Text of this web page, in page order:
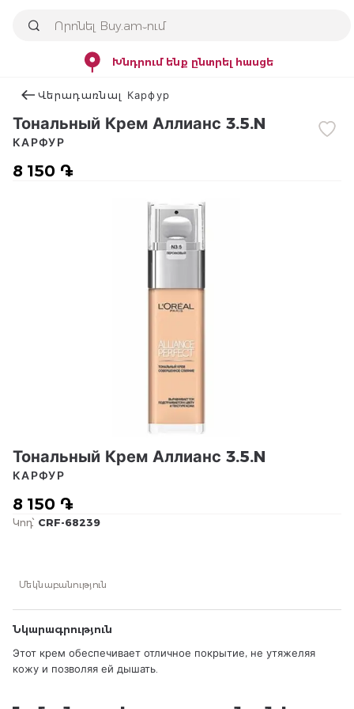
Խնդրում ենք ընտրել հասցե
Վերադառնալ Карфур
Тональный Крем Аллианс 3.5.N
8 150 ֏
КАРФУР
Тональный Крем Аллианс 3.5.N
8 150 ֏
КАРФУР
Կոդ՝ CRF-68239
Մեկնաբանություն
Նկարագրություն
Этот крем обеспечивает отличное покрытие, не утяжеляя
кожу и позволяя ей дышать.